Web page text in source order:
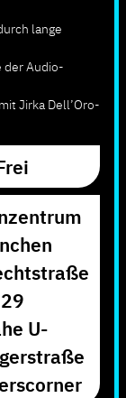
lange
der Audio-
Jirka Dell’Oro-
29
U-